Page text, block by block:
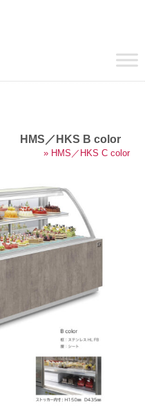
HMS／HKS B color
» HMS／HKS C color